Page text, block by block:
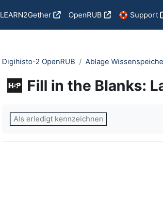
LEARN2Gether OpenRUB 🛟 Support
Digihisto-2 OpenRUB Ablage
Fill in the Blanks:
Als erledigt kennzeichnen